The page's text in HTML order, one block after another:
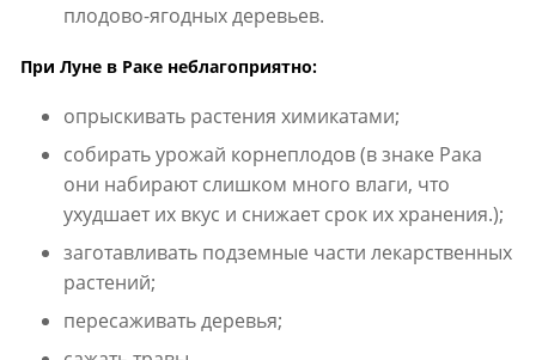
плодово-ягодных деревьев.
При Луне в Раке неблагоприятно:
опрыскивать растения химикатами;
собирать урожай корнеплодов (в знаке Рака
они набирают слишком много влаги, что
ухудшает их вкус и снижает срок их хранения.);
заготавливать подземные части лекарственных
растений;
пересаживать деревья;